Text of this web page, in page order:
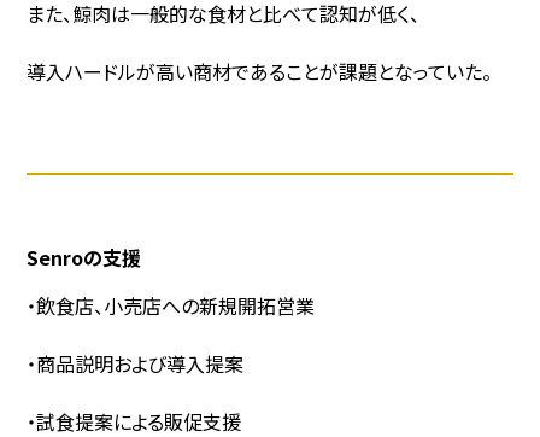
また、鯨肉は一般的な食材と比べて認知が低く、
導入ハードルが高い商材であることが課題となっていた。
Senroの支援
・飲食店、小売店への新規開拓営業
・商品説明および導入提案
・試食提案による販促支援